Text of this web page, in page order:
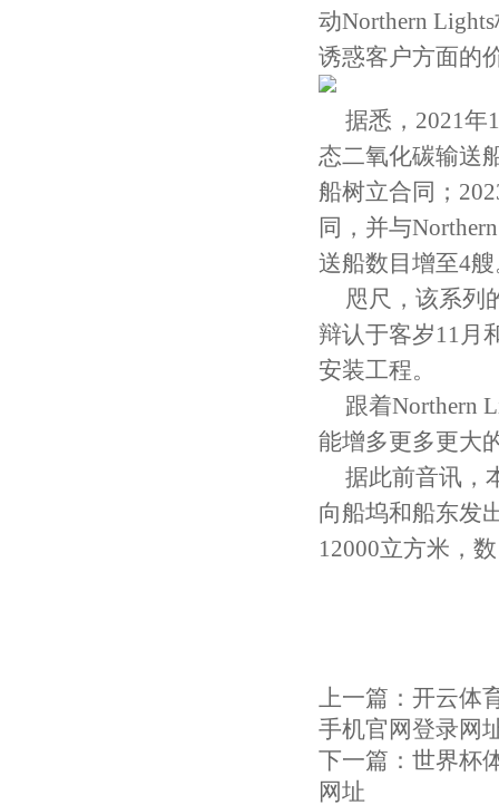
动Northern
诱惑客户方面的
据悉，2021年
态二氧化碳输送
船树立合同；
同，并与
送船数目增至4
咫尺，该系列
辩认于客岁11月
安装工程。
跟着Northern
能增多更多更大
据此前音讯，
向船坞和船东发
12000立方米，
上一篇： 开云体
手机官网登录网
下一篇： 世界杯
网址